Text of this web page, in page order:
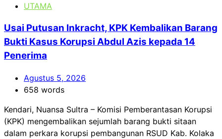
UTAMA
Usai Putusan Inkracht, KPK Kembalikan Barang
Bukti Kasus Korupsi Abdul Azis kepada 14
Penerima
Agustus 5, 2026
658 words
Kendari, Nuansa Sultra – Komisi Pemberantasan Korupsi
(KPK) mengembalikan sejumlah barang bukti sitaan
dalam perkara korupsi pembangunan RSUD Kab. Kolaka